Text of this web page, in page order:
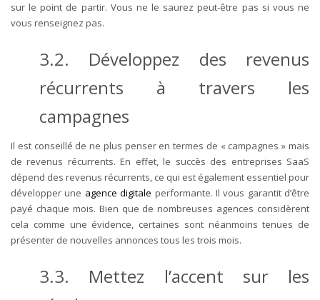
sur le point de partir. Vous ne le saurez peut-être pas si vous ne
vous renseignez pas.
3.2. Développez des revenus
récurrents à travers les
campagnes
Il est conseillé de ne plus penser en termes de « campagnes » mais
de revenus récurrents. En effet, le succès des entreprises SaaS
dépend des revenus récurrents, ce qui est également essentiel pour
développer une agence digitale performante. Il vous garantit d’être
payé chaque mois. Bien que de nombreuses agences considèrent
cela comme une évidence, certaines sont néanmoins tenues de
présenter de nouvelles annonces tous les trois mois.
3.3. Mettez l’accent sur les